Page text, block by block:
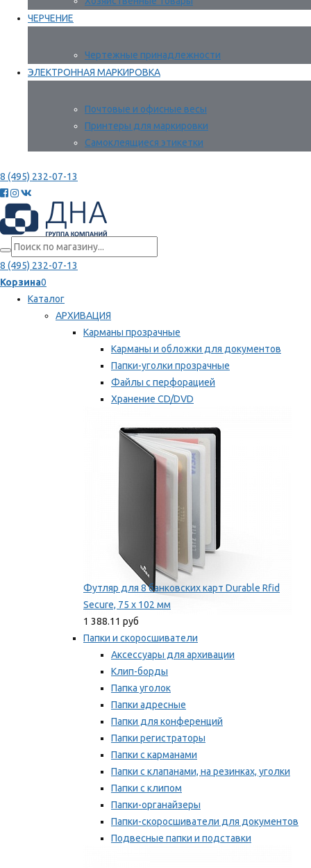
ЧЕРЧЕНИЕ
Чертежные принадлежности
ЭЛЕКТРОННАЯ МАРКИРОВКА
Почтовые и офисные весы
Принтеры для маркировки
Самоклеящиеся этикетки
8 (495) 232-07-13
8 (495) 232-07-13
Корзина0
Каталог
АРХИВАЦИЯ
Карманы прозрачные
Карманы и обложки для документов
Папки-уголки прозрачные
Файлы с перфорацией
Хранение CD/DVD
Мы рекомендуем
Футляр для 8 банковских карт Durable Rfid
Secure, 75 х 102 мм
1 388.11 руб
Папки и скоросшиватели
Аксессуары для архивации
Клип-борды
Папка уголок
Папки адресные
Папки для конференций
Папки регистраторы
Папки с карманами
Папки с клапанами, на резинках, уголки
Папки с клипом
Папки-органайзеры
Папки-скоросшиватели для документов
Подвесные папки и подставки